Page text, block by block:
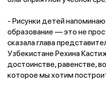
- Рисунки детей
образование — это не
сказала глава
Узбекистане Рехина
достоинстве, равенстве,
которое мы хотим